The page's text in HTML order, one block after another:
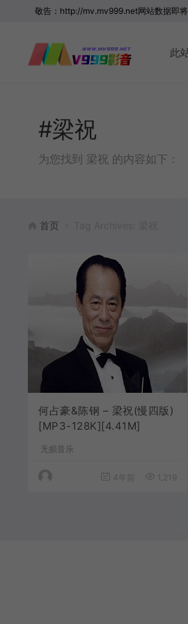
敬告：http://mv.mv999.net网站数据即
此
#梁祝
为您找到 梁祝 的内容如下：
首页
何占豪&陈钢 – 梁祝(慢四版)
[MP3-128K][4.41M]
无损音乐
4年前 1,219